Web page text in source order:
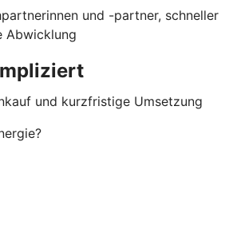
und -partner, schneller
Abwicklung
und kurzfristige Umsetzung